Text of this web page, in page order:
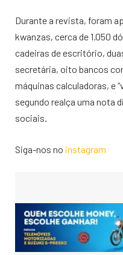
Durante a revista, foram
kwanzas, cerca de 1.050
cadeiras de escritório,
secretária, oito bancos
máquinas calculadoras, e
segundo realça uma nota
sociais.
Siga-nos no instagram